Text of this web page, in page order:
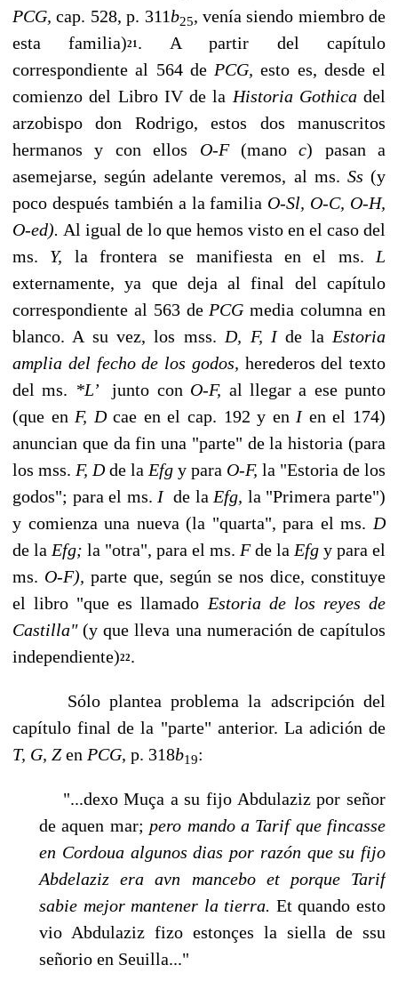
PCG,cap. 528, p. 311b25, venía siendo miembro de
esta familia)21 . A partir del capítulo
correspondiente al 564 de PCG,esto es, desde el
co­mienzo del Libro IV de la Historia Gothica del
arzobispo don Rodrigo, estos dos ma­nuscritos
hermanos y con ellos O-F (manoc) pasan a
asemejarse, según adelante veremos, al ms. Ss(y
poco después también a la familia O-Sl, O-C, O-H,
O-ed). Al igual de lo que hemos visto en el caso del
ms. Y, la frontera se manifiesta en el ms. L
externamente, ya que deja al final del capítulo
correspondiente al 563 de PCGmedia columna en
blanco. A su vez, los mss. D, F, Ide la Estoria
amplia del fecho de los go­dos, herederos del texto
del ms. *L’junto con O-F, al llegar a ese punto
(que en F, Dcae en el cap. 192 y en Ien el 174)
anuncian que da fin una "parte" de la historia (pa­ra
los mss. F, Dde la Efg y para O-F, la "Estoria de los
godos"; para el ms. I de la Efg, la "Primera parte")
y comienza una nueva (la "quarta", para el ms. D
de la Efg; la "otra", para el ms. Fde la Efg y para el
ms. O-F), parte que, según se nos dice, constituye
el libro "que es llamado Estoria de los reyes de
Castilla"(y que lleva una nume­ración de capítulos
independiente)22.
Sólo plantea problema la adscripción del
capítulo final de la "parte" anterior. La adición de
T, G, Zen PCG, p. 318b19:
"...dexo Muça a su fijo Abdulaziz por señor
de aquen mar; pero mando a Tarif que fincasse
en Cordoua algunos dias por razón que su fijo
Abdelaziz era avn mancebo et por­que Tarif
sabie mejor mantener la tierra. Et quando esto
vio Abdulaziz fizo estonçes la siella de ssu
señorio en Seuilla..."